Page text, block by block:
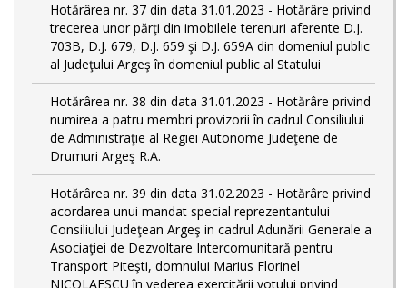
Hotărârea nr. 37 din data 31.01.2023 - Hotărâre privind
trecerea unor părţi din imobilele terenuri aferente D.J.
703B, D.J. 679, D.J. 659 şi D.J. 659A din domeniul public
al Judeţului Argeş în domeniul public al Statului
Hotărârea nr. 38 din data 31.01.2023 - Hotărâre privind
numirea a patru membri provizorii în cadrul Consiliului
de Administraţie al Regiei Autonome Judeţene de
Drumuri Argeş R.A.
Hotărârea nr. 39 din data 31.02.2023 - Hotărâre privind
acordarea unui mandat special reprezentantului
Consiliului Judeţean Argeş in cadrul Adunării Generale a
Asociaţiei de Dezvoltare Intercomunitară pentru
Transport Piteşti, domnului Marius Florinel
NICOLAESCU în vederea exercitării votului privind